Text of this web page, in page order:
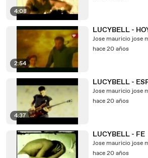
4:08
2:54
LUCYBELL -
Jose mauricio jose
hace 20 años
4:37
LUCYBELL -
Jose mauricio jose
hace 20 años
LUCYBELL - FE
Jose mauricio jose
hace 20 años